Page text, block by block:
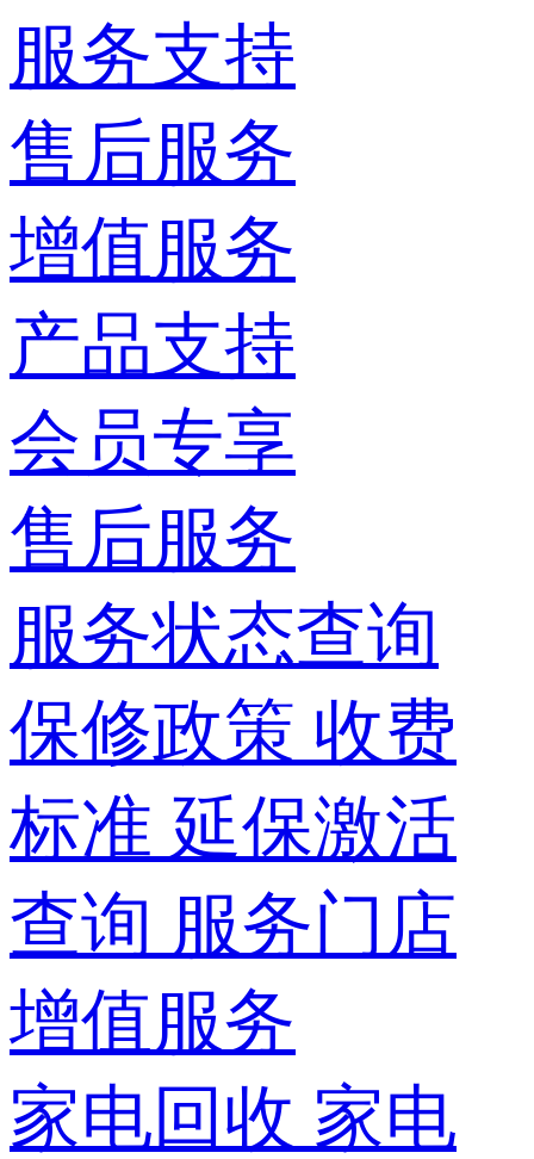
服务支持
售后服务
增值服务
产品支持
会员专享
售后服务
服务状态查询
保修政策 收费
标准 延保激活
查询 服务门店
增值服务
家电回收 家电